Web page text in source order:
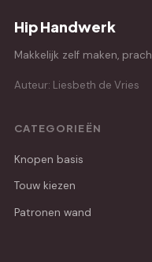
Hip Handwerk
Makkelijk zelf maken,
Auteur: Liesbeth de Vries
CATEGORIEËN
Knopen basis
Touw kiezen
Patronen wand